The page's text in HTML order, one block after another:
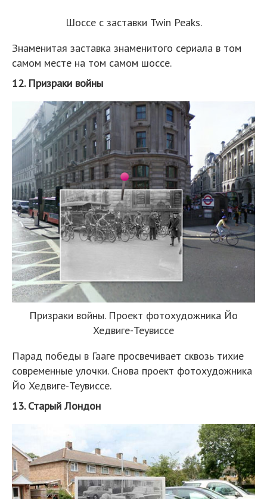
Шоссе с заставки Twin Peaks.
Знаменитая заставка знаменитого сериала в том
самом месте на том самом шоссе.
12. Призраки войны
Призраки войны. Проект фотохудожника Йо
Хедвиге-Теувиссе
Парад победы в Гааге просвечивает сквозь тихие
современные улочки. Снова проект фотохудожника
Йо Хедвиге-Теувиссе.
13. Старый Лондон